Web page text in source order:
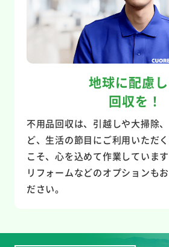
地球に配慮
回収を！
不用品回収は、引越しや大掃除
ど、生活の節目にご利用いただ
こそ、心を込めて作業していま
リフォームなどのオプションも
ださい。